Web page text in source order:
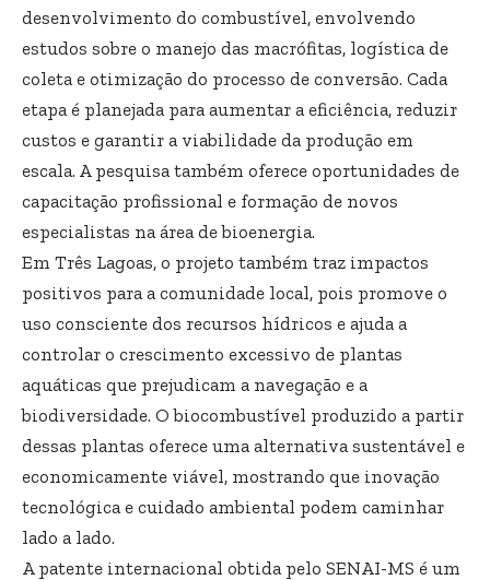
desenvolvimento do combustível, envolvendo
estudos sobre o manejo das macrófitas, logística de
coleta e otimização do processo de conversão. Cada
etapa é planejada para aumentar a eficiência, reduzir
custos e garantir a viabilidade da produção em
escala. A pesquisa também oferece oportunidades de
capacitação profissional e formação de novos
especialistas na área de bioenergia.
Em Três Lagoas, o projeto também traz impactos
positivos para a comunidade local, pois promove o
uso consciente dos recursos hídricos e ajuda a
controlar o crescimento excessivo de plantas
aquáticas que prejudicam a navegação e a
biodiversidade. O biocombustível produzido a partir
dessas plantas oferece uma alternativa sustentável e
economicamente viável, mostrando que inovação
tecnológica e cuidado ambiental podem caminhar
lado a lado.
A patente internacional obtida pelo SENAI-MS é um